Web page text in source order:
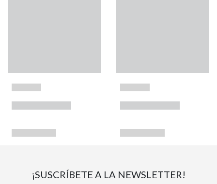
¡SUSCRÍBETE A LA NEWSLETTER!